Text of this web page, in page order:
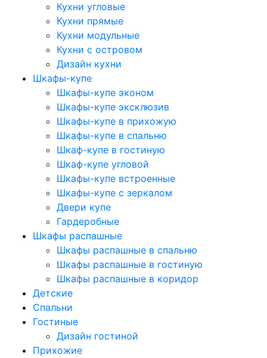
Кухни угловые
Кухни прямые
Кухни модульные
Кухни с островом
Дизайн кухни
Шкафы-купе
Шкафы-купе эконом
Шкафы-купе эксклюзив
Шкафы-купе в прихожую
Шкафы-купе в спальню
Шкаф-купе в гостиную
Шкаф-купе угловой
Шкафы-купе встроенные
Шкафы-купе с зеркалом
Двери купе
Гардеробные
Шкафы распашные
Шкафы распашные в спальню
Шкафы распашные в гостиную
Шкафы распашные в коридор
Детские
Спальни
Гостиные
Дизайн гостиной
Прихожие